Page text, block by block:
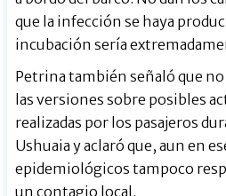
que la infección se haya
incubación sería
Petrina también señaló que
las versiones sobre posibles
realizadas por los pasajeros
Ushuaia y aclaró que, aun en
epidemiológicos tampoco
un contagio local.